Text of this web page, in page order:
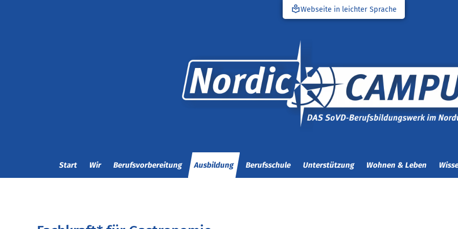
local_libraryWebseite in leichter Sprache
Start Wir Berufsvorbereitung Ausbildung Berufsschule Unterstützung Wohnen & Leben